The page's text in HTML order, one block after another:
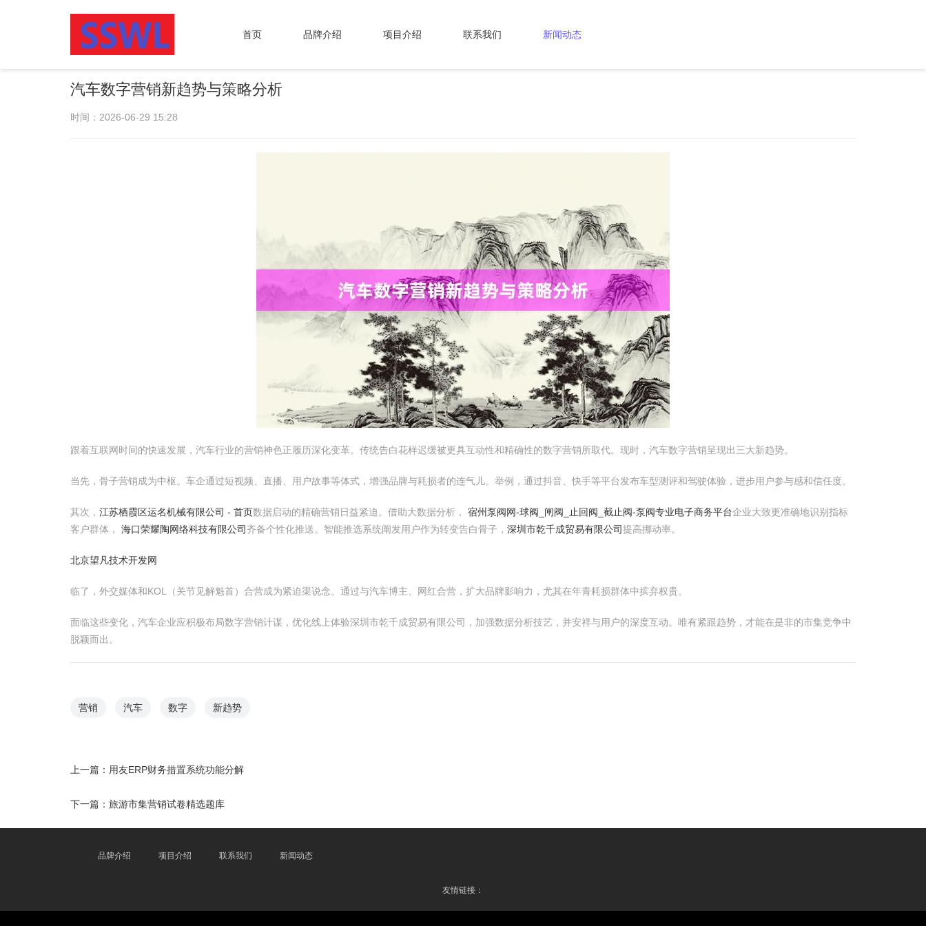
首页 品牌介绍 项目介绍 联系我们 新闻动态
汽车数字营销新趋势与策略分析
时间：2026-06-29 15:28
跟着互联网时间的快速发展，汽车行业的营销神色正履历深化变革。传统告白花样迟缓被更具互动性和精确性的数字营销所取代。现时，汽车数字营销呈现出三大新趋势。
当先，骨子营销成为中枢。车企通过短视频、直播、用户故事等体式，增强品牌与耗损者的连气儿。举例，通过抖音、快手等平台发布车型测评和驾驶体验，进步用户参与感和信任度。
其次， 江苏栖霞区运名机械有限公司 - 首页数据启动的精确营销日益紧迫。借助大数据分析， 宿州泵阀网-球阀_闸阀_止回阀_截止阀-泵阀专业电子商务平台企业大致更准确地识别指标
客户群体， 海口荣耀陶网络科技有限公司齐备个性化推送。智能推选系统阐发用户作为转变告白骨子， 深圳市乾千成贸易有限公司提高挪动率。
北京望凡技术开发网
临了，外交媒体和KOL（关节见解魁首）合营成为紧迫渠说念。通过与汽车博主、网红合营，扩大品牌影响力，尤其在年青耗损群体中摈弃权贵。
面临这些变化，汽车企业应积极布局数字营销计谋，优化线上体验深圳市乾千成贸易有限公司，加强数据分析技艺，并安祥与用户的深度互动。唯有紧跟趋势，才能在是非的市集竞争中
脱颖而出。
营销 汽车 数字 新趋势
上一篇： 用友ERP财务措置系统功能分解
下一篇： 旅游市集营销试卷精选题库
品牌介绍 项目介绍 联系我们 新闻动态
友情链接：